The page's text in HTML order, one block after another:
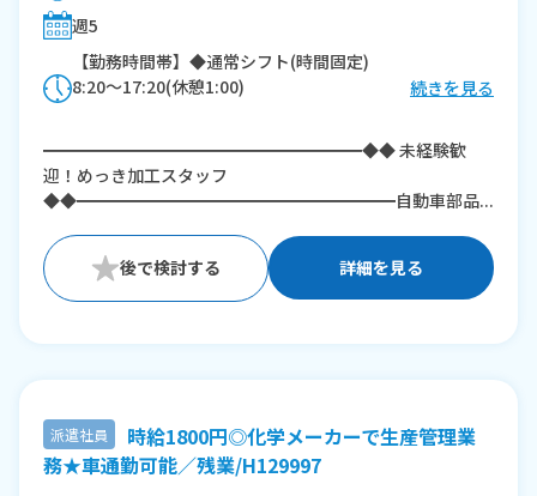
週5
【勤務時間帯】◆通常シフト(時間固定)
8:20〜17:20(休憩1:00)
続きを見る
━━━━━━━━━━━━━━━━━━━◆◆ 未経験歓
迎！めっき加工スタッフ
◆◆━━━━━━━━━━━━━━━━━━━自動車部品...
詳細を見る
派遣社員
時給1800円◎化学メーカーで生産管理業
務★車通勤可能／残業/H129997